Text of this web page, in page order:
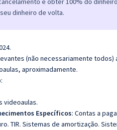
dinheiro de volta.
(não necessariamente
aproximadamente.
videoaulas.
Específicos: Contas a
TIR. Sistemas de amortização.